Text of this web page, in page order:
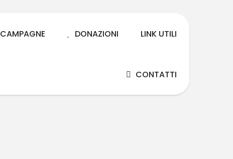
CAMPAGNE DONAZIONI LINK UTILI
CONTATTI